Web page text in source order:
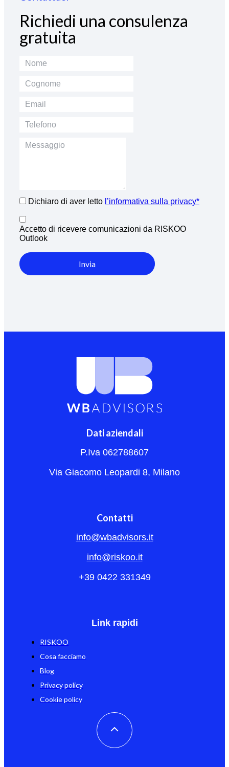
Richiedi una consulenza
gratuita
Dichiaro di aver letto l’informativa sulla privacy*
Accetto di ricevere comunicazioni da RISKOO
Outlook
Invia
Dati aziendali
P.Iva 062788607
Via Giacomo Leopardi 8, Milano
Contatti
info@wbadvisors.it
info@riskoo.it
+39 0422 331349
Link rapidi
RISKOO
Cosa facciamo
Blog
Privacy policy
Cookie policy